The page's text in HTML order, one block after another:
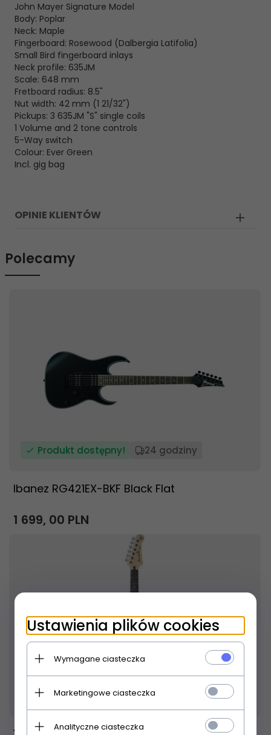
John Mayer Signature Model
Body: Poplar
Neck: Maple
Fingerboard: Rosewood (Dalbergia Latifolia)
Small Bird fingerboard inlays
Neck profile: 635JM
Scale: 648 mm
Fretboard radius: 8.5"
Nut width: 42 mm (1 21/32")
Pickups: 3 635JM "S" single coils
1 Volume and 2 tone controls
5-Way switch
Colour: Ever Green
Incl. gig bag
OPINIE KLIENTÓW
Polecamy
Produkt dostępny! 24 godziny
Ibanez RG421EX-BKF Black Flat
1 699, 00 PLN
Produkt dostępny! 24 godziny
Ustawienia plików cookies
Wymagane ciasteczka
Marketingowe ciasteczka
Analityczne ciasteczka